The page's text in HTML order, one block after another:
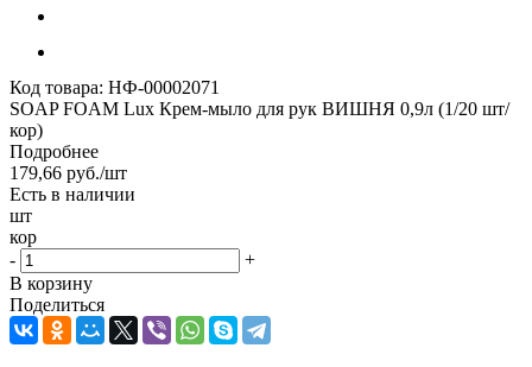
Код товара: НФ-00002071
SOAP FOAM Lux Крем-мыло для рук ВИШНЯ 0,9л (1/20 шт/
кор)
Подробнее
179,66 руб./шт
Есть в наличии
шт
кор
-
+
В корзину
Поделиться